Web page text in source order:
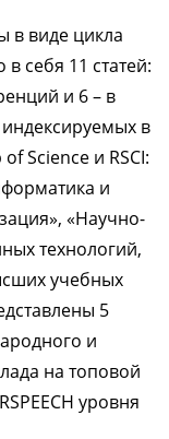
в виде цикла
себя 11 статей:
и 6 – в
в
Science и RSCI:
и
«Научно-
технологий,
учебных
5
и
на топовой
уровня